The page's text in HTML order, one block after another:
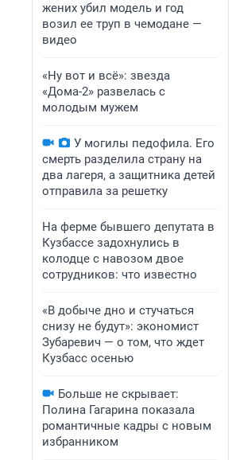
жених убил модель и год
возил ее труп в чемодане —
видео
«Ну вот и всё»: звезда
«Дома-2» развелась с
молодым мужем
У могилы педофила. Его
смерть разделила страну на
два лагеря, а защитника детей
отправила за решетку
На ферме бывшего депутата в
Кузбассе задохнулись в
колодце с навозом двое
сотрудников: что известно
«В добыче дно и стучаться
снизу не будут»: экономист
Зубаревич — о том, что ждет
Кузбасс осенью
Больше не скрывает:
Полина Гагарина показала
романтичные кадры с новым
избранником